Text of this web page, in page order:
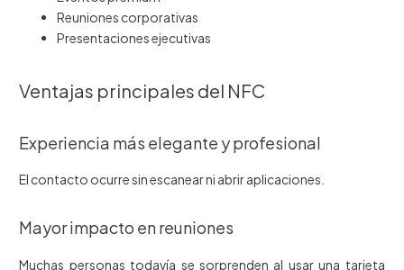
Reuniones corporativas
Presentaciones ejecutivas
Ventajas principales del NFC
Experiencia más elegante y profesional
El contacto ocurre sin escanear ni abrir aplicaciones.
Mayor impacto en reuniones
Muchas personas todavía se sorprenden al usar una tarjeta